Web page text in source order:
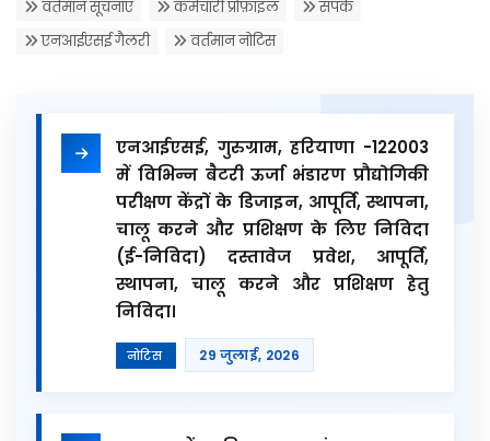
वर्तमान सूचनाएं कर्मचारी प्रोफ़ाइल
संपर्क
एनआईएसई गैलरी
वर्तमान नोटिस
एनआईएसई, गुरुग्राम, हरियाणा -122003
में विभिन्न बैटरी ऊर्जा भंडारण प्रौद्योगिकी
परीक्षण केंद्रों के डिजाइन, आपूर्ति, स्थापना,
चालू करने और प्रशिक्षण के लिए निविदा
(ई-निविदा) दस्तावेज प्रवेश, आपूर्ति,
स्थापना, चालू करने और प्रशिक्षण हेतु
निविदा।
नोटिस 29 जुलाई, 2026